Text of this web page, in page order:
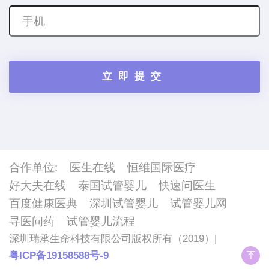
合作单位: 医生在线
恒维国际医疗
好大夫在线
泰国试管婴儿
快速问医生
百度健康医典
深圳试管婴儿
试管婴儿网
寻医问药
试管婴儿流程
深圳瑞承生命科技有限公司版权所有（2019）|
粤ICP备19158588号-9